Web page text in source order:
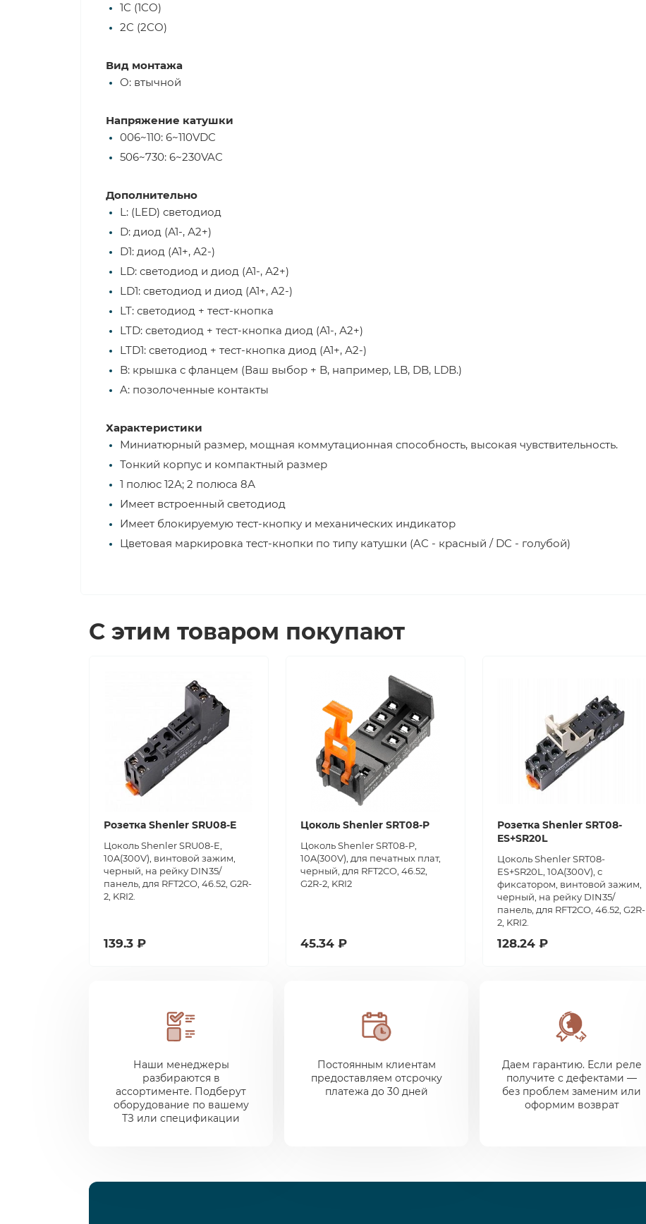
1C (1CO)
2C (2CO)
Вид монтажа
O: втычной
Напряжение катушки
006~110: 6~110VDC
506~730: 6~230VAC
Дополнительно
L: (LED) светодиод
D: диод (А1-, А2+)
D1: диод (А1+, А2-)
LD: светодиод и диод (А1-, А2+)
LD1: светодиод и диод (А1+, А2-)
LT: светодиод + тест-кнопка
LTD: светодиод + тест-кнопка диод (А1-, А2+)
LTD1: светодиод + тест-кнопка диод (А1+, А2-)
B: крышка с фланцем (Ваш выбор + B, например, LB, DB, LDB.)
A: позолоченные контакты
Характеристики
Миниатюрный размер, мощная коммутационная способность, высокая чувствительность.
Тонкий корпус и компактный размер
1 полюс 12А; 2 полюса 8А
Имеет встроенный светодиод
Имеет блокируемую тест-кнопку и механических индикатор
Цветовая маркировка тест-кнопки по типу катушки (AC - красный / DC - голубой)
С этим товаром покупают
Розетка Shenler SRU08-E
Цоколь Shenler SRU08-E,
10A(300V), винтовой зажим,
черный, на рейку DIN35/
панель, для RFT2CO, 46.52, G2R-
2, KRI2.
139.3 ₽
Цоколь Shenler SRT08-P
Цоколь Shenler SRT08-P,
10A(300V), для печатных плат,
черный, для RFT2CO, 46.52,
G2R-2, KRI2
45.34 ₽
Розетка Shenler SRT08-
ES+SR20L
Цоколь Shenler SRT08-
ES+SR20L, 10A(300V), с
фиксатором, винтовой зажим,
черный, на рейку DIN35/
панель, для RFT2CO, 46.52, G2R-
2, KRI2.
128.24 ₽
Наши менеджеры
разбираются в
ассортименте. Подберут
оборудование по вашему
ТЗ или спецификации
Постоянным клиентам
предоставляем отсрочку
платежа до 30 дней
Даем гарантию. Если реле
получите с дефектами —
без проблем заменим или
оформим возврат